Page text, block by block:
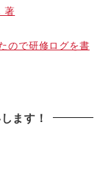
著
ので研修ログを書
ます！